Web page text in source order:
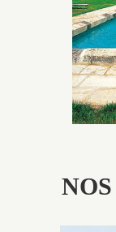
patine